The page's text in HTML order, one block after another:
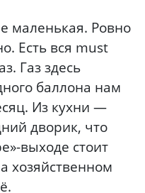
маленькая. Ровно
Есть вся must
Газ здесь
баллона нам
Из кухни —
дворик, что
выходе стоит
хозяйственном